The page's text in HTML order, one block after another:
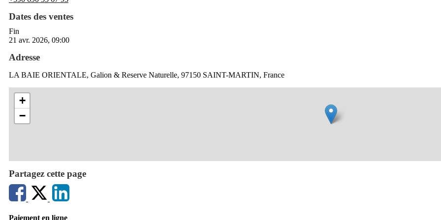
Dates des ventes
Fin
21 avr. 2026, 09:00
Adresse
LA BAIE ORIENTALE, Galion & Reserve Naturelle, 97150 SAINT-MARTIN, France
+
−
Partagez cette page
Paiement en ligne